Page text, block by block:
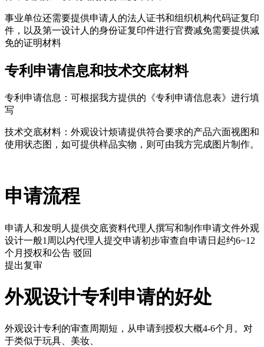
事业单位还需要提供申请人的法人证书和组织机构代码证复印
件，以及第一设计人的身份证复印件进行官费减免需要提供减
免的证明材料
专利申请信息和技术交底材料
专利申请信息：可根据我方提供的《专利申请信息表》进行填
写
技术交底材料：外观设计烦请提供符合要求的产品六面视图和
使用状态图，如可提供样品实物，则可由我方完成图片制作。
申请流程
申请人和发明人提供交底资料代理人撰写和制作申请文件外观
设计一般1周以内代理人提交申请初步审查自申请日起约6~12
个月 授权和公告 驳回
提出复审
外观设计专利申请的好处
外观设计专利的审查周期短，从申请到授权大概4-6个月。对
于类似于玩具、美妆、